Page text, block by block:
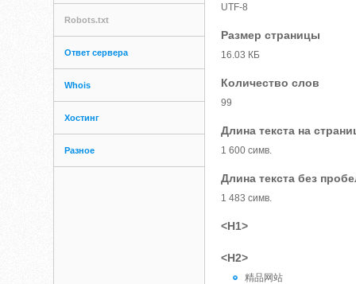
Robots.txt
Ответ сервера
Whois
Хостинг
Разное
UTF-8
Размер страницы
16.03 КБ
Количество слов
99
Длина текста на
1 600 симв.
Длина текста без
1 483 симв.
<H1>
<H2>
精品网站